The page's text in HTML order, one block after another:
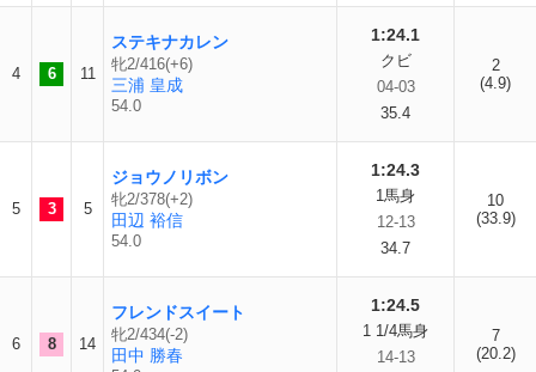
4 6 11
ステキナカレン
牝2/416(+6)
三浦 皇成
54.0
1:24.1
クビ
04-03
35.4
2
(4.9)
5 3 5
ジョウノリボン
牝2/378(+2)
田辺 裕信
54.0
1:24.3
1馬身
12-13
34.7
10
(33.9)
6 8 14
フレンドスイート
牝2/434(-2)
田中 勝春
1:24.5
1 1/4馬身
14-13
7
(20.2)